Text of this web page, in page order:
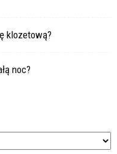
klozetową?
noc?